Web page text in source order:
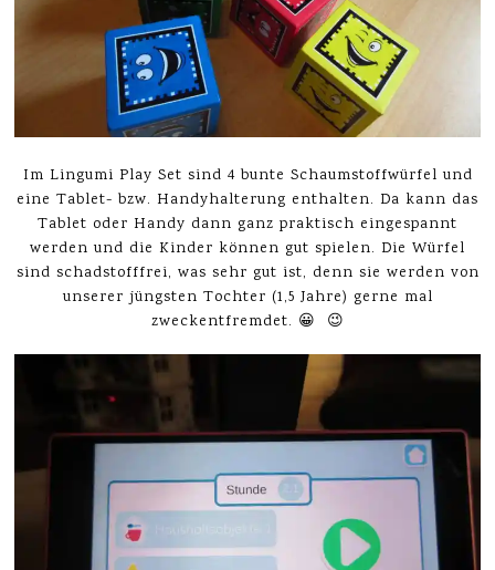
Im Lingumi Play Set sind 4 bunte Schaumstoffwürfel und
eine Tablet- bzw. Handyhalterung enthalten. Da kann das
Tablet oder Handy dann ganz praktisch eingespannt
werden und die Kinder können gut spielen. Die Würfel
sind schadstofffrei, was sehr gut ist, denn sie werden von
unserer jüngsten Tochter (1,5 Jahre) gerne mal
zweckentfremdet. 😀 😉